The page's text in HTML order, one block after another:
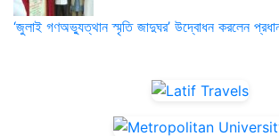
‘জুলাই গণঅভ্যুত্থান স্মৃতি জাদুঘর’ উদ্বোধন করলেন